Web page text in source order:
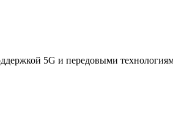
5G и передовыми